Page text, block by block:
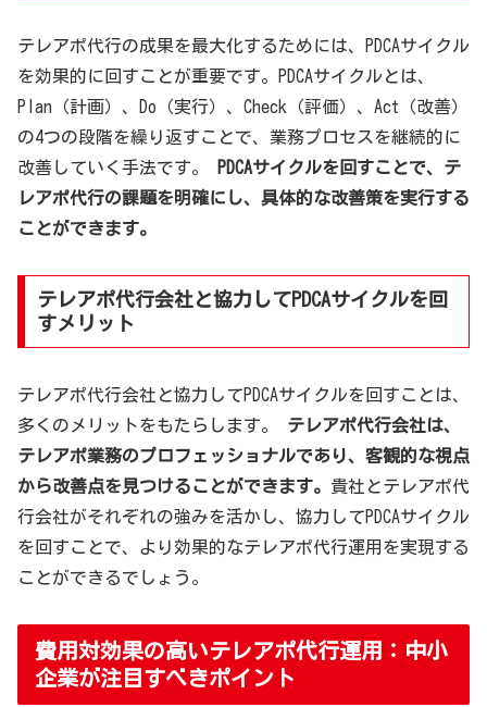
テレアポ代行の成果を最大化するためには、PDCAサイクル
を効果的に回すことが重要です。PDCAサイクルとは、
Plan（計画）、Do（実行）、Check（評価）、Act（改善）
の4つの段階を繰り返すことで、業務プロセスを継続的に
改善していく手法です。
PDCAサイクルを回すことで、テ
レアポ代行の課題を明確にし、具体的な改善策を実行する
ことができます。
テレアポ代行会社と協力してPDCAサイクルを回
すメリット
テレアポ代行会社と協力してPDCAサイクルを回すことは、
多くのメリットをもたらします。 テレアポ代行会社は、
テレアポ業務のプロフェッショナルであり、客観的な視点
から改善点を見つけることができます。 貴社とテレアポ代
行会社がそれぞれの強みを活かし、協力してPDCAサイクル
を回すことで、より効果的なテレアポ代行運用を実現する
ことができるでしょう。
費用対効果の高いテレアポ代行運用：中小
企業が注目すべきポイント